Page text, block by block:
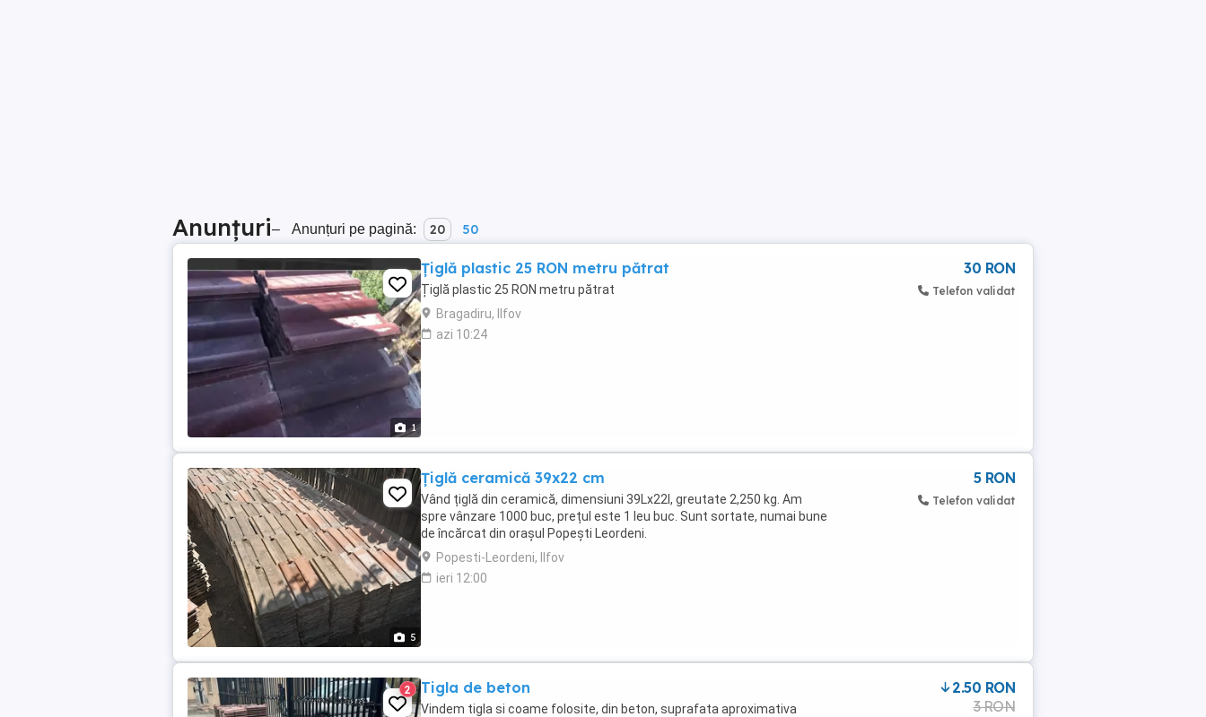
Anunțuri– Anunțuri pe pagină: 20 50
1
Țiglă plastic 25 RON metru pătrat
Țiglă plastic 25 RON metru pătrat
Bragadiru, Ilfov
azi 10:24
30 RON
Telefon validat
5
Țiglă ceramică 39x22 cm
Vând țiglă din ceramică, dimensiuni 39Lx22l, greutate 2,250 kg. Am
spre vânzare 1000 buc, prețul este 1 leu buc. Sunt sortate, numai bune
de încărcat din orașul Popești Leordeni.
Popesti-Leordeni, Ilfov
ieri 12:00
5 RON
Telefon validat
2 Tigla de beton
Vindem tigla si coame folosite, din beton, suprafata aproximativa
2.50 RON
3 RON